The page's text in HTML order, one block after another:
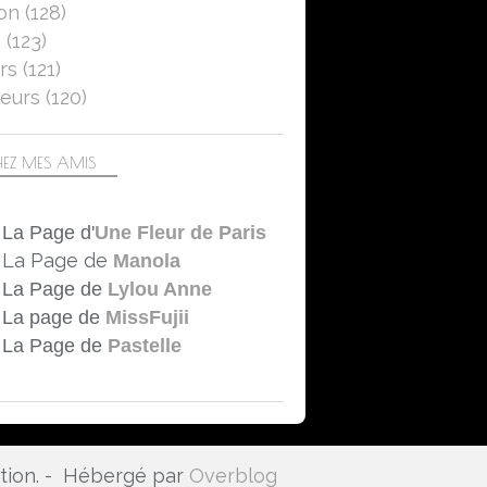
COULEURS
(128)
(123)
(121)
(120)
MES AMIS
La Page d'Une Fleur de Paris
La Page de Manola
La Page de Lylou Anne
La page de MissFujii
La Page de Pastelle
- Hébergé par Overblog